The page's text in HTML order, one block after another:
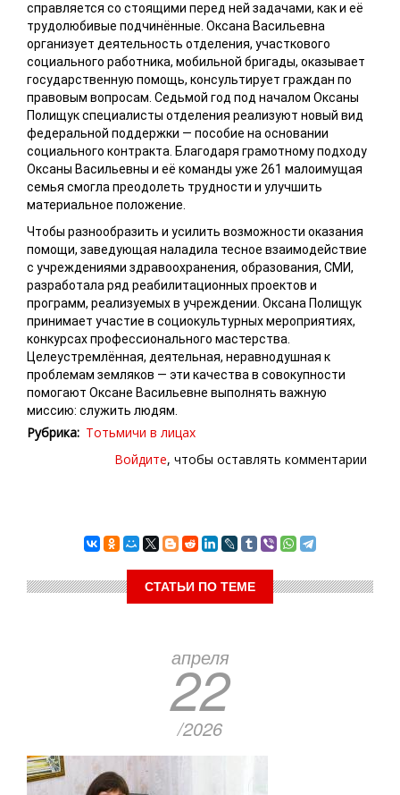
справляется со стоящими перед ней задачами, как и её
трудолюбивые подчинённые. Оксана Васильевна
организует деятельность отделения, участкового
социального работника, мобильной бригады, оказывает
государственную помощь, консультирует граждан по
правовым вопросам. Седьмой год под началом Оксаны
Полищук специалисты отделения реализуют новый вид
федеральной поддержки — пособие на основании
социального контракта. Благодаря грамотному подходу
Оксаны Васильевны и её команды уже 261 малоимущая
семья смогла преодолеть трудности и улучшить
материальное положение.
Чтобы разнообразить и усилить возможности оказания
помощи, заведующая наладила тесное взаимодействие
с учреждениями здравоохранения, образования, СМИ,
разработала ряд реабилитационных проектов и
программ, реализуемых в учреждении. Оксана Полищук
принимает участие в социокультурных мероприятиях,
конкурсах профессионального мастерства.
Целеустремлённая, деятельная, неравнодушная к
проблемам земляков — эти качества в совокупности
помогают Оксане Васильевне выполнять важную
миссию: служить людям.
Рубрика Тотьмичи в лицах
Войдите, чтобы оставлять комментарии
СТАТЬИ ПО ТЕМЕ
апреля
22
/2026